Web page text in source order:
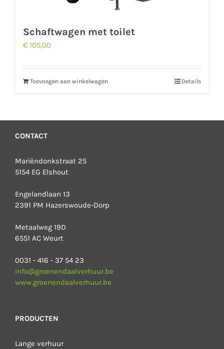
Schaftwagen met toilet
€ 105,00
Toevoegen aan winkelwagen Details
CONTACT
Mariëndonkstraat 25
5154 EG Elshout
Engelandlaan 13
2391 PM Hazerswoude-Dorp
Metaalweg 19D
6551 AC Weurt
0031 - 416 - 37 54 23
info@groenendaalverhuur.be
www.groenendaalverhuur.be
PRODUCTEN
Lange verhuur